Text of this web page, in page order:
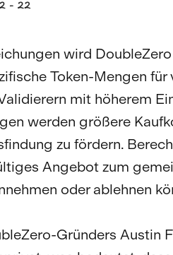
wird
Token-Mengen für
mit höherem
werden größere
zu fördern.
Angebot zum
oder ablehnen
Gründers Austin